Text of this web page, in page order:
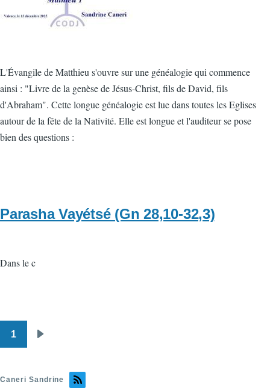
L'Évangile de Matthieu s'ouvre sur une généalogie qui commence
ainsi : "Livre de la genèse de Jésus-Christ, fils de David, fils
d'Abraham". Cette longue généalogie est lue dans toutes les Eglises
autour de la fête de la Nativité. Elle est longue et l'auditeur se pose
bien des questions :
Parasha Vayétsé (Gn 28,10-32,3)
Dans le c
Pagination
1
Caneri Sandrine